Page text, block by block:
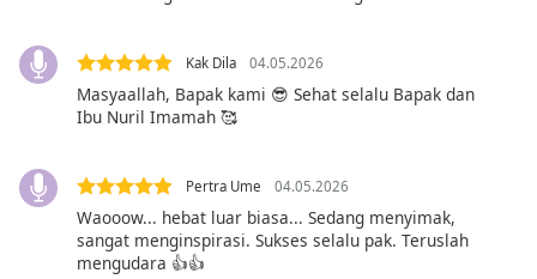
Opacity
Background
Color
Kak Dila 04.05.2026
Masyaallah, Bapak kami 😎 Sehat selalu Bapak dan
Ibu Nuril Imamah 🥰
Pertra Ume 04.05.2026
Waooow... hebat luar biasa... Sedang menyimak,
sangat menginspirasi. Sukses selalu pak. Teruslah
mengudara 👍👍